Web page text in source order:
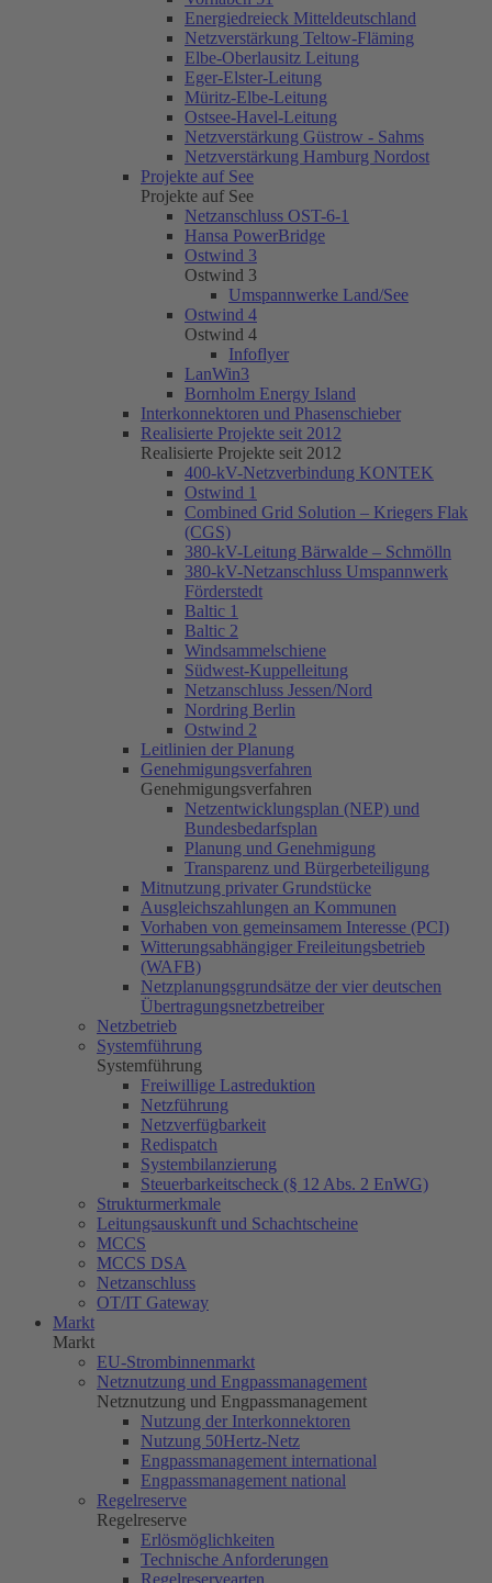
Energiedreieck Mitteldeutschland
Netzverstärkung Teltow-Fläming
Elbe-Oberlausitz Leitung
Eger-Elster-Leitung
Müritz-Elbe-Leitung
Ostsee-Havel-Leitung
Netzverstärkung Güstrow - Sahms
Netzverstärkung Hamburg Nordost
Projekte auf See
Projekte auf See
Netzanschluss OST-6-1
Hansa PowerBridge
Ostwind 3
Ostwind 3
Umspannwerke Land/See
Ostwind 4
Ostwind 4
Infoflyer
LanWin3
Bornholm Energy Island
Interkonnektoren und Phasenschieber
Realisierte Projekte seit 2012
Realisierte Projekte seit 2012
400-kV-Netzverbindung KONTEK
Ostwind 1
Combined Grid Solution – Kriegers Flak
(CGS)
380-kV-Leitung Bärwalde – Schmölln
380-kV-Netzanschluss Umspannwerk
Förderstedt
Baltic 1
Baltic 2
Windsammelschiene
Südwest-Kuppelleitung
Netzanschluss Jessen/Nord
Nordring Berlin
Ostwind 2
Leitlinien der Planung
Genehmigungsverfahren
Genehmigungsverfahren
Netzentwicklungsplan (NEP) und
Bundesbedarfsplan
Planung und Genehmigung
Transparenz und Bürgerbeteiligung
Mitnutzung privater Grundstücke
Ausgleichszahlungen an Kommunen
Vorhaben von gemeinsamem Interesse (PCI)
Witterungsabhängiger Freileitungsbetrieb
(WAFB)
Netzplanungsgrundsätze der vier deutschen
Übertragungsnetzbetreiber
Netzbetrieb
Systemführung
Systemführung
Freiwillige Lastreduktion
Netzführung
Netzverfügbarkeit
Redispatch
Systembilanzierung
Steuerbarkeitscheck (§ 12 Abs. 2 EnWG)
Strukturmerkmale
Leitungsauskunft und Schachtscheine
MCCS
MCCS DSA
Netzanschluss
OT/IT Gateway
Markt
Markt
EU-Strombinnenmarkt
Netznutzung und Engpassmanagement
Netznutzung und Engpassmanagement
Nutzung der Interkonnektoren
Nutzung 50Hertz-Netz
Engpassmanagement international
Engpassmanagement national
Regelreserve
Regelreserve
Erlösmöglichkeiten
Technische Anforderungen
Regelreservearten